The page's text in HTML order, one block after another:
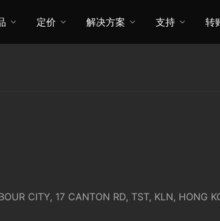
定价 解决方案 支持 转
CITY, 17 CANTON RD, TST, KLN, HONG